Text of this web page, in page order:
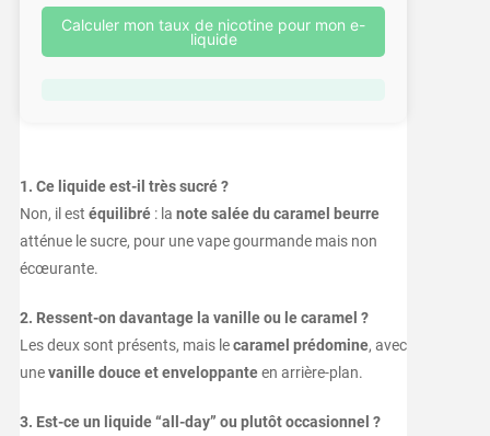
Calculer mon taux de nicotine pour mon e-
liquide
1. Ce liquide est-il très sucré ?
Non, il est équilibré: la note salée du caramel beurre
atténue le sucre, pour une vape gourmande mais non
écœurante.
2. Ressent-on davantage la vanille ou le caramel ?
Les deux sont présents, mais lecaramel prédomine, avec
unevanille douce et enveloppanteen arrière-plan.
3. Est-ce un liquide “all-day” ou plutôt occasionnel ?